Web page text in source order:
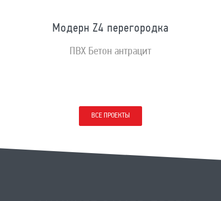
Модерн Z4 перегородка
ПВХ Бетон антрацит
ВСЕ ПРОЕКТЫ